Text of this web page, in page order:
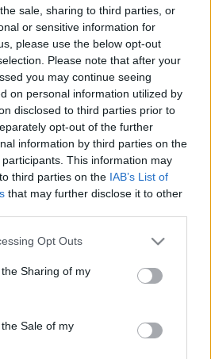
sale, sharing to third parties, or
or sensitive information for
please use the below opt-out
Please note that after your
you may continue seeing
on personal information utilized by
disclosed to third parties prior to
opt-out of the further
information by third parties on the
participants. This information may
third parties on the IAB’s List of
that may further disclose it to other
app uses one or more Google
usage behaviour. You may click to
Google and its third-party tags to
purposes in below Google
Opt Outs
Sharing of my
Sale of my
is rendszeresen szerepelnek
A képzőművészeti kiállítás
művészeti műhelyében
számos itthoni tárlata mellett
szert a magyar kortárs festő- és
Tizenöt éve kötelezte el
és a fiatal, tehetséges alkotók
teremtve a magyar
Államokban, Japánban, Európa
bemutatkozására. A magyar
ad más kultúrákkal való
Orleans-i sokszínű vizuális
Kortárs Galéria számára
i kortárs művészet 2004" c.
feltörekvő művészeit